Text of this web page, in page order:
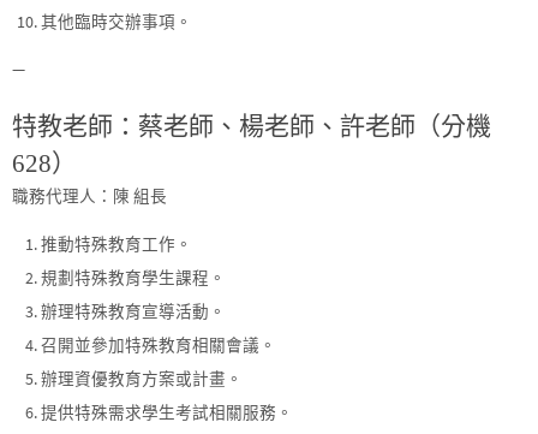
其他臨時交辦事項。
—
特教老師：蔡老師、楊老師、許老師（分機
628）
職務代理人：陳 組長
推動特殊教育工作。
規劃特殊教育學生課程。
辦理特殊教育宣導活動。
召開並參加特殊教育相關會議。
辦理資優教育方案或計畫。
提供特殊需求學生考試相關服務。